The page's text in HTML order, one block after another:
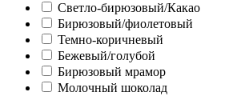
Светло-бирюзовый/Какао
Бирюзовый/фиолетовый
Темно-коричневый
Бежевый/голубой
Бирюзовый мрамор
Молочный шоколад